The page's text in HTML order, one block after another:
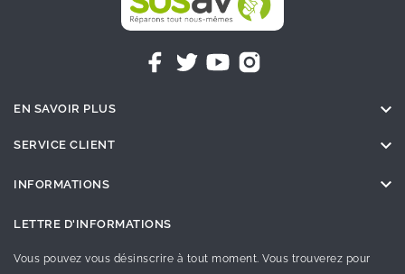
EN SAVOIR PLUS 
SERVICE CLIENT 
INFORMATIONS 
LETTRE D'INFORMATIONS
Vous pouvez vous désinscrire à tout moment. Vous trouverez pour